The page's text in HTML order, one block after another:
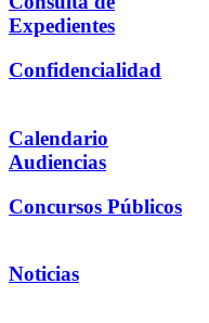
Expedientes
Confidencialidad
Calendario
Audiencias
Concursos Públicos
Noticias